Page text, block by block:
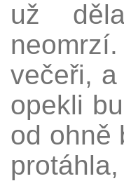
už
neomrzí.
večeři,
opekli
od ohně